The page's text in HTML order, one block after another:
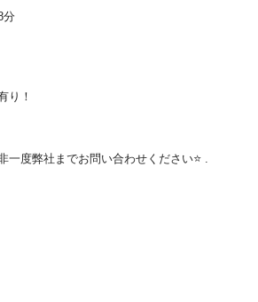
分
り！
一度弊社までお問い合わせください⭐️ .